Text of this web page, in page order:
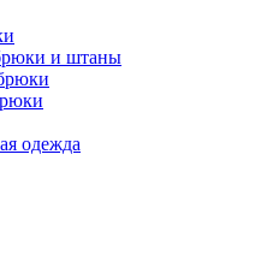
и штаны
одежда